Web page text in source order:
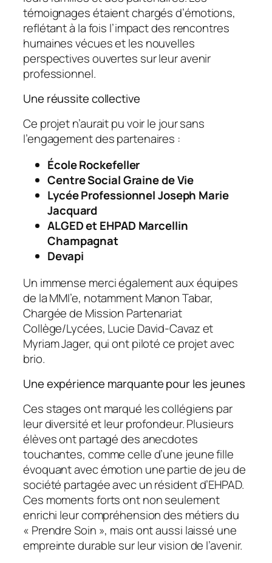
témoignages étaient chargés d’émotions,
reflétant à la fois l’impact des rencontres
humaines vécues et les nouvelles
perspectives ouvertes sur leur avenir
professionnel.
Une réussite collective
Ce projet n’aurait pu voir le jour sans
l’engagement des partenaires :
École Rockefeller
Centre Social Graine de Vie
Lycée Professionnel Joseph Marie
Jacquard
ALGED et EHPAD Marcellin
Champagnat
Devapi
Un immense merci également aux équipes
de la MMI’e, notamment Manon Tabar,
Chargée de Mission Partenariat
Collège/Lycées, Lucie David-Cavaz et
Myriam Jager, qui ont piloté ce projet avec
brio.
Une expérience marquante pour les jeunes
Ces stages ont marqué les collégiens par
leur diversité et leur profondeur. Plusieurs
élèves ont partagé des anecdotes
touchantes, comme celle d’une jeune fille
évoquant avec émotion une partie de jeu de
société partagée avec un résident d’EHPAD.
Ces moments forts ont non seulement
enrichi leur compréhension des métiers du
« Prendre Soin », mais ont aussi laissé une
empreinte durable sur leur vision de l’avenir.